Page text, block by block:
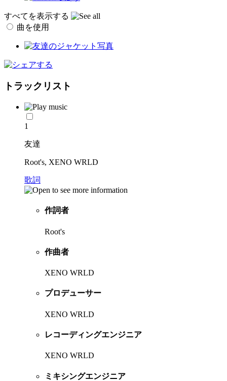
すべてを表示する
曲を使用
トラックリスト
1
友達
Root's, XENO WRLD
歌詞
作詞者
Root's
作曲者
XENO WRLD
プロデューサー
XENO WRLD
レコーディングエンジニア
XENO WRLD
ミキシングエンジニア